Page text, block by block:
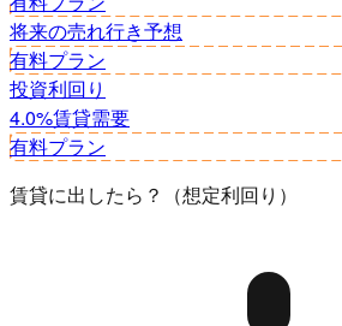
将来の売れ行き予想
有料プラン
投資利回り
4.0%賃貸需要
有料プラン
賃貸に出したら？（想定利回り）